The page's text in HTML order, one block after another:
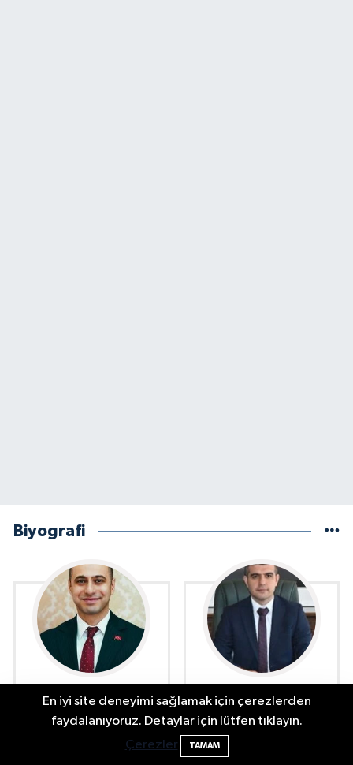
Biyografi
Ekrem Ender ERGÜN
Emre YEŞİLBAŞ Kimdir?
En iyi site deneyimi sağlamak için çerezlerden
faydalanıyoruz. Detaylar için lütfen tıklayın.
Çerezler
TAMAM
15:20 İl Özel İdare Akıllı Kavşağı İçin Çalışmalar